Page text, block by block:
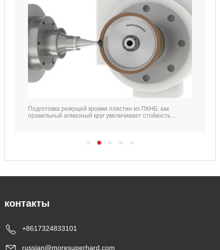
Подготовка режущей кромки пластин из ПКНБ: как
правильный алмазный круг увеличивает стойкость
контакты
+8617324833101
russian@moresuperhard.com